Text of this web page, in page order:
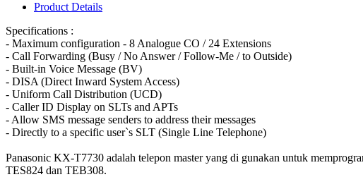
Product Details
Specifications :
- Maximum configuration - 8 Analogue CO / 24 Extensions
- Call Forwarding (Busy / No Answer / Follow-Me / to Outside)
- Built-in Voice Message (BV)
- DISA (Direct Inward System Access)
- Uniform Call Distribution (UCD)
- Caller ID Display on SLTs and APTs
- Allow SMS message senders to address their messages
- Directly to a specific user`s SLT (Single Line Telephone)
Panasonic KX-T7730 adalah telepon master yang di gunakan untuk
TES824 dan TEB308.